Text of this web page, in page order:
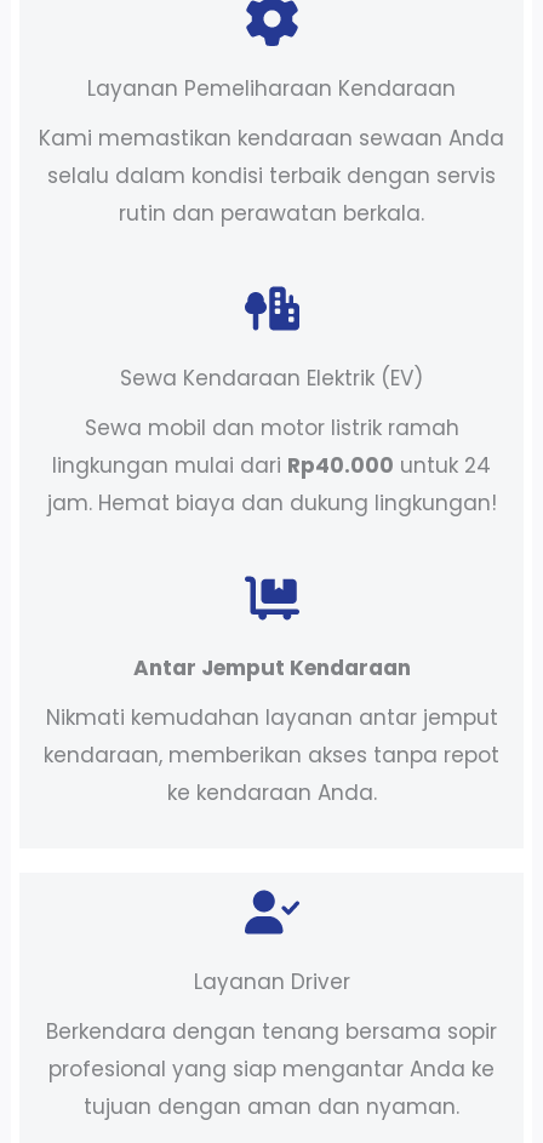
Layanan Pemeliharaan Kendaraan
Kami memastikan kendaraan sewaan Anda
selalu dalam kondisi terbaik dengan servis
rutin dan perawatan berkala.
Sewa Kendaraan Elektrik (EV)
Sewa mobil dan motor listrik ramah
lingkungan mulai dari Rp40.000 untuk 24
jam. Hemat biaya dan dukung lingkungan!
Antar Jemput Kendaraan
Nikmati kemudahan layanan antar jemput
kendaraan, memberikan akses tanpa repot
ke kendaraan Anda.
Layanan Driver
Berkendara dengan tenang bersama sopir
profesional yang siap mengantar Anda ke
tujuan dengan aman dan nyaman.